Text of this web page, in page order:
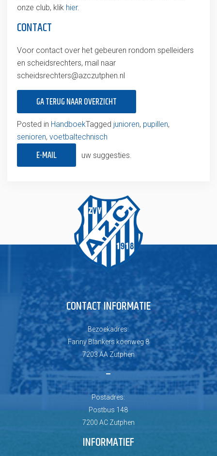
onze club, klik hier.
CONTACT
Voor contact over het gebeuren rondom spelleiders
en scheidsrechters, mail naar
scheidsrechters@azczutphen.nl
GA TERUG NAAR OVERZICHT
Posted in HandboekTagged junioren, pupillen,
senioren, voetbaltechnisch
E-MAIL uw suggesties.
CONTACT INFORMATIE
Bezoekadres:
Fanny Blankers koenweg 8
7203 AA Zutphen
–
Postadres:
Postbus 148
7200 AC Zutphen
INFORMATIEF